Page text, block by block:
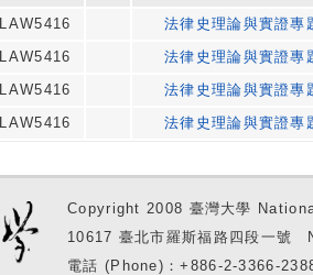
LAW5416
法律史理論與實證專
LAW5416
法律史理論與實證專
LAW5416
法律史理論與實證專
LAW5416 法律史理論與實證專
Copyright 2008 臺灣大學
10617 臺北市羅斯福路四段一
電話 (Phone)：+886-2-3366-